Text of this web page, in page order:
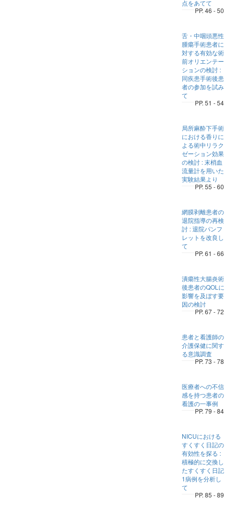
点をあてて
PP. 46 - 50
舌・中咽頭悪性
腫瘍手術患者に
対する有効な術
前オリエンテー
ションの検討 :
同疾患手術後患
者の参加を試み
て
PP. 51 - 54
局所麻酔下手術
における香りに
よる術中リラク
ゼーション効果
の検討 : 末梢血
流量計を用いた
実験結果より
PP. 55 - 60
網膜剥離患者の
退院指導の再検
討 : 退院パンフ
レットを改良し
て
PP. 61 - 66
潰瘍性大腸炎術
後患者のQOLに
影響を及ぼす要
因の検討
PP. 67 - 72
患者と看護師の
介護保健に関す
る意識調査
PP. 73 - 78
医療者への不信
感を持つ患者の
看護の一事例
PP. 79 - 84
NICUにおける
すくすく日記の
有効性を探る :
積極的に交換し
たすくすく日記
1病例を分析し
て
PP. 85 - 89